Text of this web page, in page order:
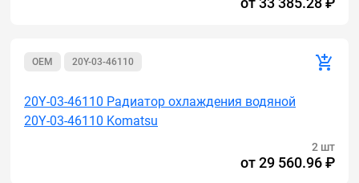
OEM 20Y-03-46110
20Y-03-46110 Радиатор охлаждения водяной
20Y-03-46110 Komatsu
2 шт
от29 560.96 ₽